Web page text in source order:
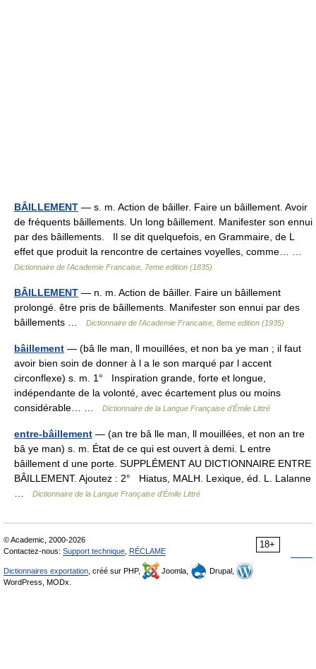
BÂILLEMENT — s. m. Action de bâiller. Faire un bâillement. Avoir
de fréquents bâillements. Un long bâillement. Manifester son ennui
par des bâillements. Il se dit quelquefois, en Grammaire, de L
effet que produit la rencontre de certaines voyelles, comme… …
Dictionnaire de l'Academie Francaise, 7eme edition (1835)
BÂILLEMENT — n. m. Action de bâiller. Faire un bâillement
prolongé. être pris de bâillements. Manifester son ennui par des
bâillements …
Dictionnaire de l'Academie Francaise, 8eme edition (1935)
bâillement — (bâ lle man, ll mouillées, et non ba ye man ; il faut
avoir bien soin de donner à l a le son marqué par l accent
circonflexe) s. m. 1° Inspiration grande, forte et longue,
indépendante de la volonté, avec écartement plus ou moins
considérable… …
Dictionnaire de la Langue Française d'Émile Littré
entre-bâillement — (an tre bâ lle man, ll mouillées, et non an tre
bâ ye man) s. m. État de ce qui est ouvert à demi. L entre
bâillement d une porte. SUPPLÉMENT AU DICTIONNAIRE ENTRE
BÂILLEMENT. Ajoutez : 2° Hiatus, MALH. Lexique, éd. L. Lalanne
…
Dictionnaire de la Langue Française d'Émile Littré
18+
© Academic, 2000-2026
Contactez-nous: Support technique RÉCLAME
Dictionnaires exportation , créé sur PHP, Joomla,
Drupal,
WordPress, MODx.